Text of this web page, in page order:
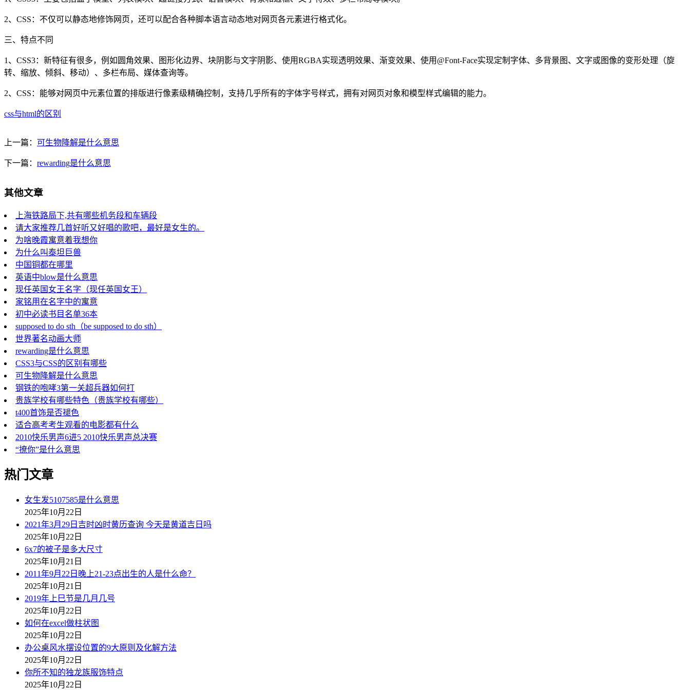
2、CSS：不仅可以静态地修饰网页，还可以配合各种脚本语言动态地对网页各元素进行格式化。
三、特点不同
1、CSS3：新特征有很多，例如圆角效果、图形化边界、块阴影与文字阴影、使用RGBA实现透明效果、渐变效果、使用@Font-Face实现定制字体、多背景图、文字或图像的变形处理（旋
转、缩放、倾斜、移动）、多栏布局、媒体查询等。
2、CSS：能够对网页中元素位置的排版进行像素级精确控制，支持几乎所有的字体字号样式，拥有对网页对象和模型样式编辑的能力。
css与html的区别
上一篇： 可生物降解是什么意思
下一篇： rewarding是什么意思
其他文章
上海铁路局下,共有哪些机务段和车辆段
请大家推荐几首好听又好唱的歌吧，最好是女生的。
为啥晚霞寓意着我想你
为什么叫泰坦巨兽
中国铜都在哪里
英语中blow是什么意思
现任英国女王名字（现任英国女王）
家铭用在名字中的寓意
初中必读书目名单36本
supposed to do sth（be supposed to do sth）
世界著名动画大师
rewarding是什么意思
CSS3与CSS的区别有哪些
可生物降解是什么意思
钢铁的咆哮3第一关超兵器如何打
贵族学校有哪些特色（贵族学校有哪些）
t400首饰是否褪色
适合高考考生观看的电影都有什么
2010快乐男声6进5 2010快乐男声总决赛
“撩你”是什么意思
热门文章
女生发5107585是什么意思
2025年10月22日
2021年3月29日吉时凶时黄历查询 今天是黄道吉日吗
2025年10月22日
6x7的被子是多大尺寸
2025年10月21日
2011年9月22日晚上21-23点出生的人是什么命？
2025年10月21日
2019年上巳节是几月几号
2025年10月22日
如何在excel做柱状图
2025年10月22日
办公桌风水摆设位置的9大原则及化解方法
2025年10月22日
你所不知的独龙族服饰特点
2025年10月22日